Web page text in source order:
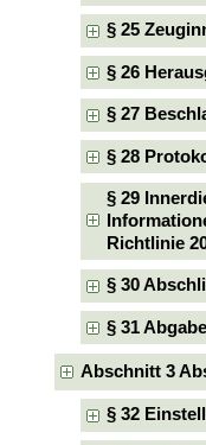
§ 25
§ 26
§ 27
§ 28
§ 29
Richtlinie
§ 30
§ 31
Abschnitt 3
§ 32